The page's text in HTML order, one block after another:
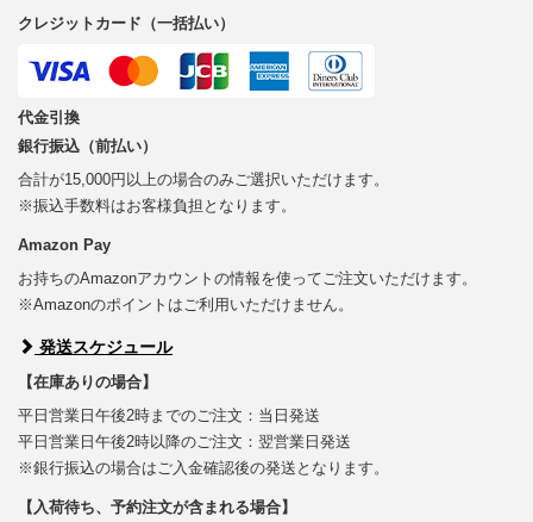
クレジットカード（一括払い）
代金引換
銀行振込（前払い）
合計が15,000円以上の場合のみご選択いただけます。
※振込手数料はお客様負担となります。
Amazon Pay
お持ちのAmazonアカウントの情報を使ってご注文いただけます。
※Amazonのポイントはご利用いただけません。
発送スケジュール
【在庫ありの場合】
平日営業日午後2時までのご注文：当日発送
平日営業日午後2時以降のご注文：翌営業日発送
※銀行振込の場合はご入金確認後の発送となります。
【入荷待ち、予約注文が含まれる場合】